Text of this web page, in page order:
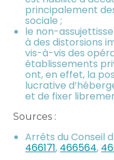
principalement
sociale ;
le non-
à des distorsions
vis-à-vis des
établissements
ont, en effet, la
lucrative
et de fixer
Sources :
Arrêts du Conseil
466171, 466564,